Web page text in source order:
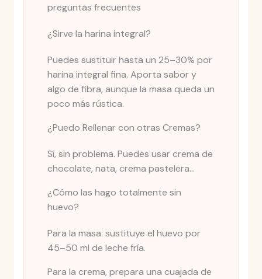
preguntas frecuentes
¿Sirve la harina integral?
Puedes sustituir hasta un 25–30% por
harina integral fina. Aporta sabor y
algo de fibra, aunque la masa queda un
poco más rústica.
¿Puedo Rellenar con otras Cremas?
Sí, sin problema. Puedes usar crema de
chocolate, nata, crema pastelera...
¿Cómo las hago totalmente sin
huevo?
Para la masa: sustituye el huevo por
45–50 ml de leche fría.
Para la crema, prepara una cuajada de